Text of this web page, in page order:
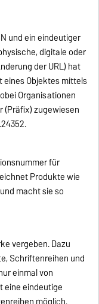
und ein eindeutiger
digitale oder
der URL) hat
Objektes mittels
Organisationen
(Präfix) zugewiesen
für
Produkte wie
macht sie so
vergeben. Dazu
Schriftenreihen und
einmal von
eine eindeutige